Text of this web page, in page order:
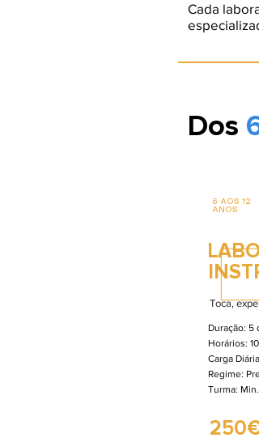
Cada
Dos
6 AOS 12
ANOS
Toca,
Duração: 5
Horários:
Carga
Regime:
Turma: